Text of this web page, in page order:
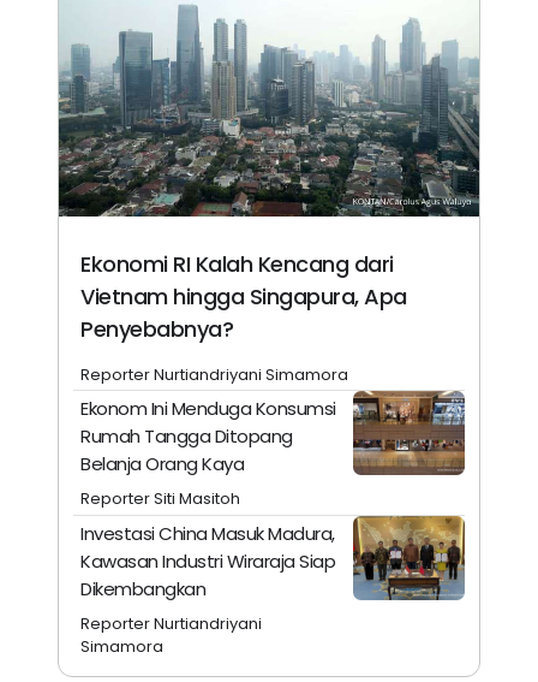
Ekonomi RI Kalah Kencang dari
Vietnam hingga Singapura, Apa
Penyebabnya?
Reporter Nurtiandriyani Simamora
Ekonom Ini Menduga Konsumsi
Rumah Tangga Ditopang
Belanja Orang Kaya
Reporter Siti Masitoh
Investasi China Masuk Madura,
Kawasan Industri Wiraraja Siap
Dikembangkan
Reporter Nurtiandriyani
Simamora